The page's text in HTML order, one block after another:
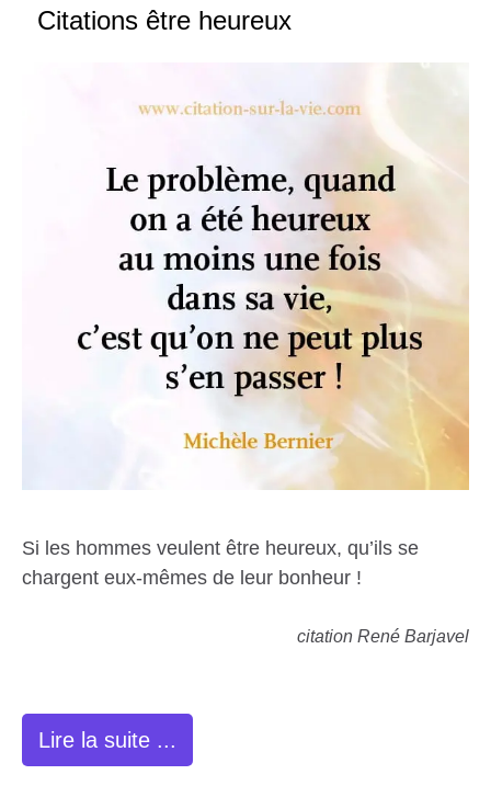
Citations être heureux
Si les hommes veulent être heureux, qu’ils se
chargent eux-mêmes de leur bonheur !
citation René Barjavel
Lire la suite ...